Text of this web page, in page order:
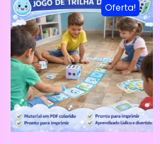
Oferta!